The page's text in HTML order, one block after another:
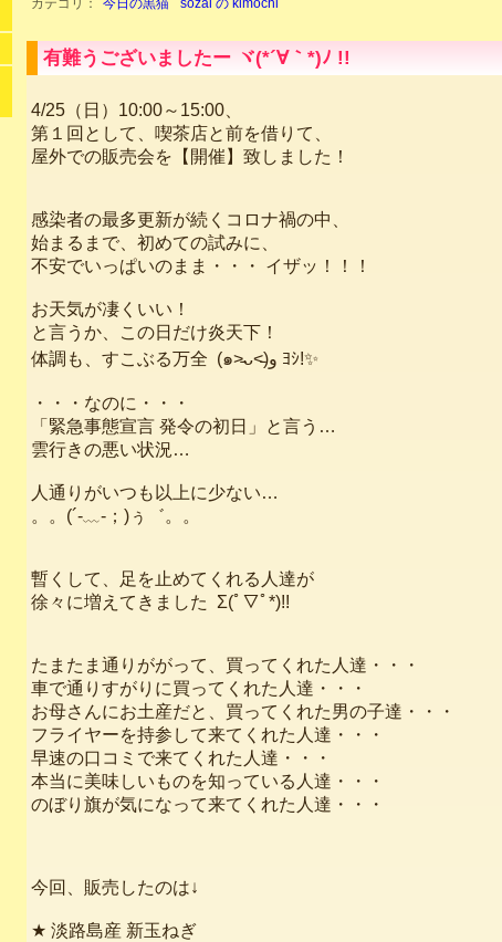
カテゴリ： 今日の黒猫 sozai の kimochi
有難うございましたー ヾ(*´∀｀*)ﾉ !!
4/25（日）10:00～15:00、
第１回として、喫茶店と前を借りて、
屋外での販売会を【開催】致しました！
感染者の最多更新が続くコロナ禍の中、
始まるまで、初めての試みに、
不安でいっぱいのまま・・・ イザッ！！！
お天気が凄くいい！
と言うか、この日だけ炎天下！
体調も、すこぶる万全 (๑˃̵ᴗ˂̵)و ﾖｼ!✨
・・・なのに・・・
「緊急事態宣言 発令の初日」と言う…
雲行きの悪い状況…
人通りがいつも以上に少ない…
。。(´-﹏-；)ぅ゛。。
暫くして、足を止めてくれる人達が
徐々に増えてきました Σ(ﾟ▽ﾟ*)!!
たまたま通りががって、買ってくれた人達・・・
車で通りすがりに買ってくれた人達・・・
お母さんにお土産だと、買ってくれた男の子達・・・
フライヤーを持参して来てくれた人達・・・
早速の口コミで来てくれた人達・・・
本当に美味しいものを知っている人達・・・
のぼり旗が気になって来てくれた人達・・・
今回、販売したのは↓
★ 淡路島産 新玉ねぎ